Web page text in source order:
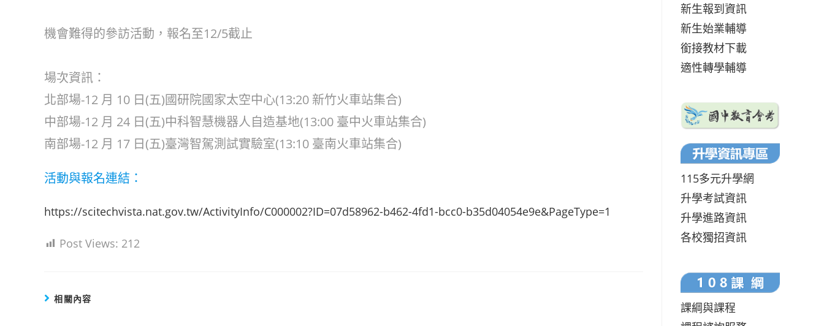
機會難得的參訪活動，報名至12/5截止
場次資訊：
北部場-12 月 10 日(五)國研院國家太空中心(13:20 新竹火車站集合)
中部場-12 月 24 日(五)中科智慧機器人自造基地(13:00 臺中火車站集合)
南部場-12 月 17 日(五)臺灣智駕測試實驗室(13:10 臺南火車站集合)
活動與報名連結：
https://scitechvista.nat.gov.tw/ActivityInfo/C000002?ID=07d58962-b462-4fd1-bcc0-b35d04054e9e&PageType=1
Post Views: 212
相關內容
新生報到資訊
新生始業輔導
銜接教材下載
適性轉學輔導
115多元升學網
升學考試資訊
升學進路資訊
各校獨招資訊
課綱與課程